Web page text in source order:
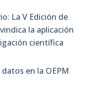
La V Edición de
la aplicación
científica
en la OEPM